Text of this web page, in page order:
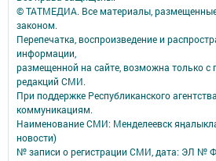
© ТАТМЕДИА. Все материалы,
законом.
Перепечатка, воспроизведение и
информации,
размещенной на сайте, возможна только с
редакций СМИ.
При поддержке Республиканского
коммуникациям.
Наименование СМИ: Менделеевск
новости)
№ записи о регистрации СМИ, дата: ЭЛ №